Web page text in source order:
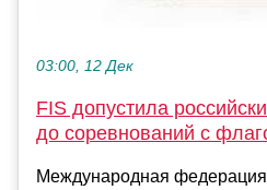
03:00, 12 Дек
FIS допустила
до соревнований с
Международная